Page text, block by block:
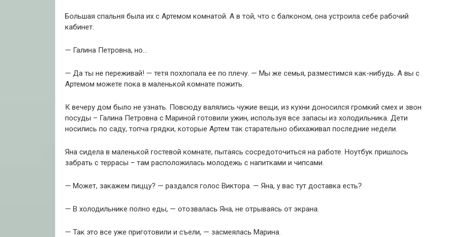
Большая спальня была их с Артемом комнатой. А в той, что с балконом, она устроила себе рабочий
кабинет.
— Галина Петровна, но…
— Да ты не переживай! — тетя похлопала ее по плечу. — Мы же семья, разместимся как-нибудь. А вы с
Артемом можете пока в маленькой комнате пожить.
К вечеру дом было не узнать. Повсюду валялись чужие вещи, из кухни доносился громкий смех и звон
посуды – Галина Петровна с Мариной готовили ужин, используя все запасы из холодильника. Дети
носились по саду, топча грядки, которые Артем так старательно обихаживал последние недели.
Яна сидела в маленькой гостевой комнате, пытаясь сосредоточиться на работе. Ноутбук пришлось
забрать с террасы – там расположилась молодежь с напитками и чипсами.
— Может, закажем пиццу? — раздался голос Виктора. — Яна, у вас тут доставка есть?
— В холодильнике полно еды, — отозвалась Яна, не отрываясь от экрана.
— Так это все уже приготовили и съели, — засмеялась Марина.